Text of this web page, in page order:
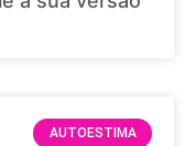
AUTOESTIMA